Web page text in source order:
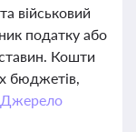
військовий
податку або
Кошти
бюджетів,
Джерело